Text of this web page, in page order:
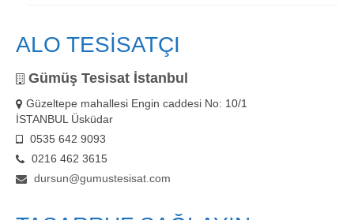
ALO TESİSATÇI
Gümüş Tesisat İstanbul
Güzeltepe mahallesi Engin caddesi No: 10/1
İSTANBUL Üsküdar
0535 642 9093
0216 462 3615
dursun@gumustesisat.com